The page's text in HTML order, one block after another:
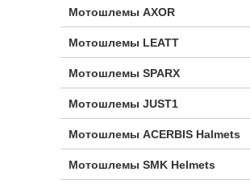
Мотошлемы AXOR
Мотошлемы LEATT
Мотошлемы SPARX
Мотошлемы JUST1
Мотошлемы ACERBIS Halmets
Мотошлемы SMK Helmets